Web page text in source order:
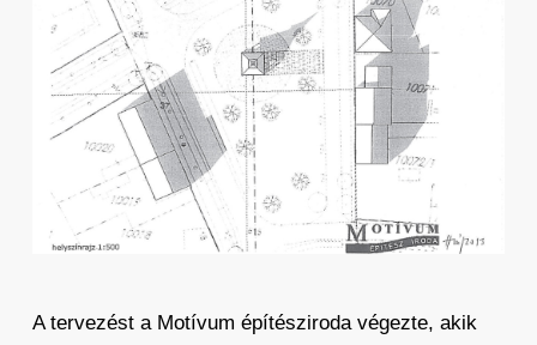
A tervezést a Motívum építésziroda végezte, akik